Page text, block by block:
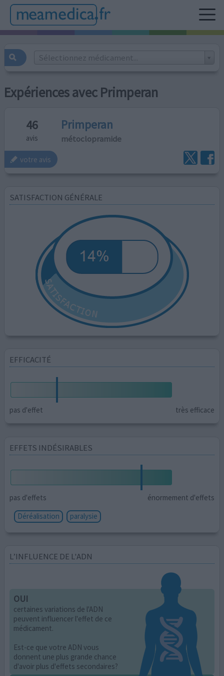
Sélectionnez médicament...
Expériences avec Primperan
46
avis
Primperan
métoclopramide
votre avis
SATISFACTION GÉNÉRALE
EFFICACITÉ
pas d'effet très efficace
EFFETS INDÉSIRABLES
pas d'effets
énormement d'effets
Déréalisation
paralysie
L’INFLUENCE DE L'ADN
OUI
certaines variations de l'ADN
peuvent influencer l'effet de ce
médicament.
Est-ce que votre ADN vous
donnent une plus grande chance
d'avoir plus d'effets secondaires?